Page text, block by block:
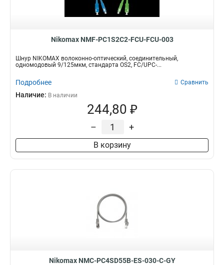
Nikomax NMF-PC1S2C2-FCU-FCU-003
Шнур NIKOMAX волоконно-оптический, соединительный,
одномодовый 9/125мкм, стандарта OS2, FC/UPC-...
Подробнее Сравнить
Наличие: В наличии
244,80 ₽
– +
В корзину
Nikomax NMC-PC4SD55B-ES-030-C-GY